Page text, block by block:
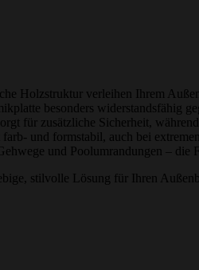
Holzstruktur verleihen Ihrem
besonders widerstandsfähig
für zusätzliche Sicherheit,
und formstabil, auch bei
und Poolumrandungen –
stilvolle Lösung für Ihren